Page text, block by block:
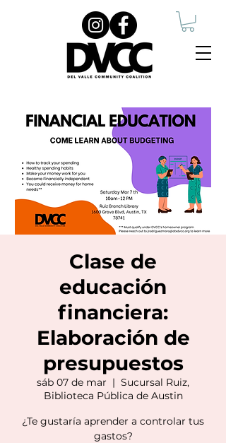
Clase de
educación
financiera:
Elaboración de
presupuestos
sáb 07 de mar
  |
Sucursal Ruiz,
Biblioteca Pública de Austin
¿Te gustaría aprender a controlar tus
gastos?